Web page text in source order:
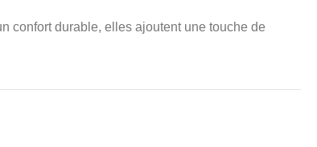
confort durable, elles ajoutent une touche de